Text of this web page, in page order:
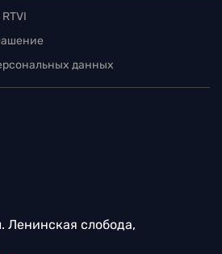
данных
Ленинская слобода,